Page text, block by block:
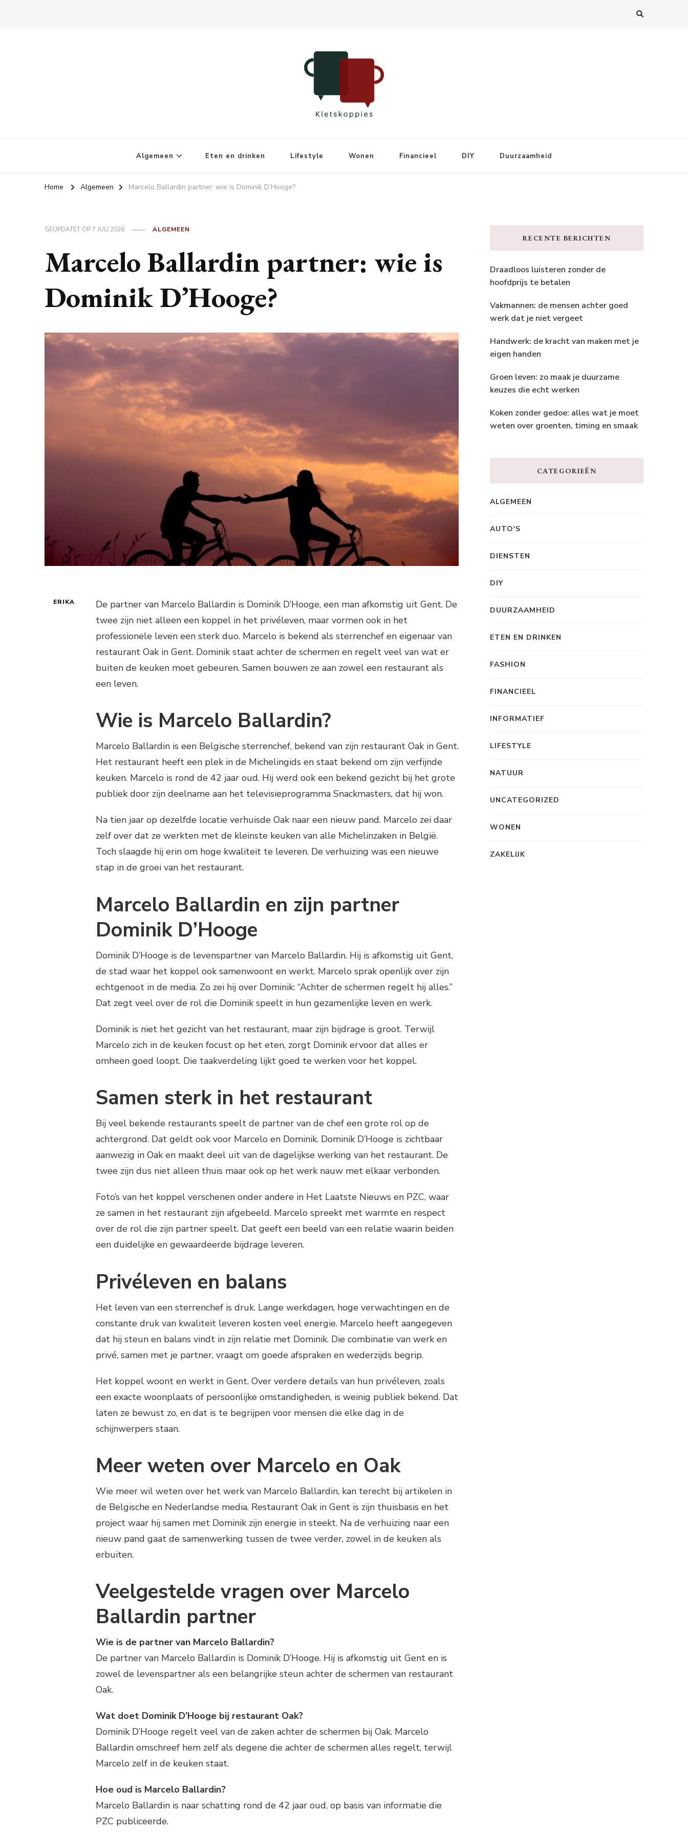
Algemeen Eten en drinken Lifestyle Wonen Financieel DIY Duurzaamheid
Home Algemeen Marcelo Ballardin partner: wie is Dominik D’Hooge?
GEÜPDATET OP7 JULI 2026 ALGEMEEN
Marcelo Ballardin partner: wie is
Dominik D’Hooge?
ERIKA
De partner van Marcelo Ballardin is Dominik D’Hooge, een man afkomstig uit Gent. De
twee zijn niet alleen een koppel in het privéleven, maar vormen ook in het
professionele leven een sterk duo. Marcelo is bekend als sterrenchef en eigenaar van
restaurant Oak in Gent. Dominik staat achter de schermen en regelt veel van wat er
buiten de keuken moet gebeuren. Samen bouwen ze aan zowel een restaurant als
een leven.
Wie is Marcelo Ballardin?
Marcelo Ballardin is een Belgische sterrenchef, bekend van zijn restaurant Oak in Gent.
Het restaurant heeft een plek in de Michelingids en staat bekend om zijn verfijnde
keuken. Marcelo is rond de 42 jaar oud. Hij werd ook een bekend gezicht bij het grote
publiek door zijn deelname aan het televisieprogramma Snackmasters, dat hij won.
Na tien jaar op dezelfde locatie verhuisde Oak naar een nieuw pand. Marcelo zei daar
zelf over dat ze werkten met de kleinste keuken van alle Michelinzaken in België.
Toch slaagde hij erin om hoge kwaliteit te leveren. De verhuizing was een nieuwe
stap in de groei van het restaurant.
Marcelo Ballardin en zijn partner
Dominik D’Hooge
Dominik D’Hooge is de levenspartner van Marcelo Ballardin. Hij is afkomstig uit Gent,
de stad waar het koppel ook samenwoont en werkt. Marcelo sprak openlijk over zijn
echtgenoot in de media. Zo zei hij over Dominik: “Achter de schermen regelt hij alles.”
Dat zegt veel over de rol die Dominik speelt in hun gezamenlijke leven en werk.
Dominik is niet het gezicht van het restaurant, maar zijn bijdrage is groot. Terwijl
Marcelo zich in de keuken focust op het eten, zorgt Dominik ervoor dat alles er
omheen goed loopt. Die taakverdeling lijkt goed te werken voor het koppel.
Samen sterk in het restaurant
Bij veel bekende restaurants speelt de partner van de chef een grote rol op de
achtergrond. Dat geldt ook voor Marcelo en Dominik. Dominik D’Hooge is zichtbaar
aanwezig in Oak en maakt deel uit van de dagelijkse werking van het restaurant. De
twee zijn dus niet alleen thuis maar ook op het werk nauw met elkaar verbonden.
Foto’s van het koppel verschenen onder andere in Het Laatste Nieuws en PZC, waar
ze samen in het restaurant zijn afgebeeld. Marcelo spreekt met warmte en respect
over de rol die zijn partner speelt. Dat geeft een beeld van een relatie waarin beiden
een duidelijke en gewaardeerde bijdrage leveren.
Privéleven en balans
Het leven van een sterrenchef is druk. Lange werkdagen, hoge verwachtingen en de
constante druk van kwaliteit leveren kosten veel energie. Marcelo heeft aangegeven
dat hij steun en balans vindt in zijn relatie met Dominik. Die combinatie van werk en
privé, samen met je partner, vraagt om goede afspraken en wederzijds begrip.
Het koppel woont en werkt in Gent. Over verdere details van hun privéleven, zoals
een exacte woonplaats of persoonlijke omstandigheden, is weinig publiek bekend. Dat
laten ze bewust zo, en dat is te begrijpen voor mensen die elke dag in de
schijnwerpers staan.
Meer weten over Marcelo en Oak
Wie meer wil weten over het werk van Marcelo Ballardin, kan terecht bij artikelen in
de Belgische en Nederlandse media. Restaurant Oak in Gent is zijn thuisbasis en het
project waar hij samen met Dominik zijn energie in steekt. Na de verhuizing naar een
nieuw pand gaat de samenwerking tussen de twee verder, zowel in de keuken als
erbuiten.
Veelgestelde vragen over Marcelo
Ballardin partner
Wie is de partner van Marcelo Ballardin?
De partner van Marcelo Ballardin is Dominik D’Hooge. Hij is afkomstig uit Gent en is
zowel de levenspartner als een belangrijke steun achter de schermen van restaurant
Oak.
Wat doet Dominik D’Hooge bij restaurant Oak?
Dominik D’Hooge regelt veel van de zaken achter de schermen bij Oak. Marcelo
Ballardin omschreef hem zelf als degene die achter de schermen alles regelt, terwijl
Marcelo zelf in de keuken staat.
Hoe oud is Marcelo Ballardin?
Marcelo Ballardin is naar schatting rond de 42 jaar oud, op basis van informatie die
PZC publiceerde.
RECENTE BERICHTEN
Draadloos luisteren zonder de
hoofdprijs te betalen
Vakmannen: de mensen achter goed
werk dat je niet vergeet
Handwerk: de kracht van maken met je
eigen handen
Groen leven: zo maak je duurzame
keuzes die echt werken
Koken zonder gedoe: alles wat je moet
weten over groenten, timing en smaak
CATEGORIEËN
ALGEMEEN
AUTO'S
DIENSTEN
DIY
DUURZAAMHEID
ETEN EN DRINKEN
FASHION
FINANCIEEL
INFORMATIEF
LIFESTYLE
NATUUR
UNCATEGORIZED
WONEN
ZAKELIJK